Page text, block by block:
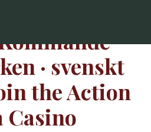
· svenskt
the Action
Casino